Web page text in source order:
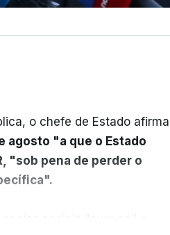
o chefe de Estado afirma
agosto "a que o Estado
"sob pena de perder o